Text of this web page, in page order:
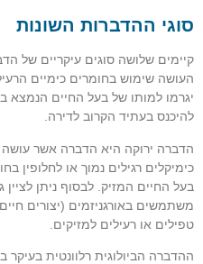
סוגי ההדברות השונות
קיימים שלושה סוגים עיקריים של
העושה שימוש בחומרים כימיים
יגרמו למותו של בעל החיים הנמצא
להיכנס בעתיד הקרוב לדירה.
הדברה ירוקה היא הדברה אשר עושה
כימיקלים רגילים נמוך או לחלופין
בעל החיים המזיק. לבסוף ניתן
משתמשים באורגניזמים (יצורים
טפילים או רעילים למזיקים.
ההדברה הביולוגית רלוונטית